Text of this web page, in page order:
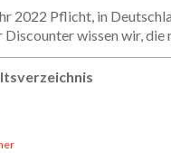
2022 Pflicht, in
wissen wir, die